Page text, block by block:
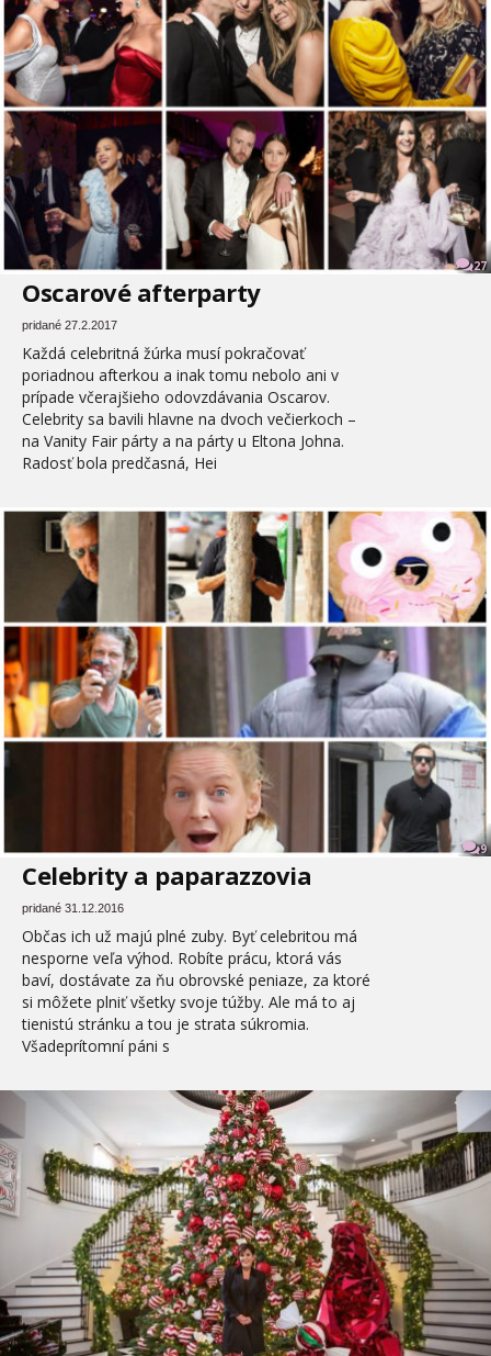
27
Oscarové afterparty
pridané 27.2.2017
Každá celebritná žúrka musí pokračovať
poriadnou afterkou a inak tomu nebolo ani v
prípade včerajšieho odovzdávania Oscarov.
Celebrity sa bavili hlavne na dvoch večierkoch –
na Vanity Fair párty a na párty u Eltona Johna.
Radosť bola predčasná, Hei
9
Celebrity a paparazzovia
pridané 31.12.2016
Občas ich už majú plné zuby. Byť celebritou má
nesporne veľa výhod. Robíte prácu, ktorá vás
baví, dostávate za ňu obrovské peniaze, za ktoré
si môžete plniť všetky svoje túžby. Ale má to aj
tienistú stránku a tou je strata súkromia.
Všadeprítomní páni s